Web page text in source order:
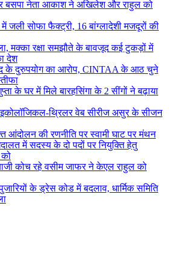
बसपा नेता आकाश ने अखिलेश और राहुल को
जली सोफा फैक्‍ट्री, 16 बांग्‍लादेशी मजदूरों की
मक्का रक्षा समझौते के बावजूद कई टुकड़ों में
देश
के दुरुपयोग का आरोप, CINTAA के आठ चुने
के घर में म‍िले बारहसिंगा के 2 सींगों ने बढ़ाया
थ्र‍िलर वेब सीरीज असुर के सीजन
आंदोलन की रणनीति पर स्वामी घाट पर मंथन
में सदस्य के दो पदों पर नियुक्ति हेतु
को
कोच रहे वसीम जाफर ने केएल राहुल को
के ड्रेस कोड में बदलाव, धार्मिक समिति